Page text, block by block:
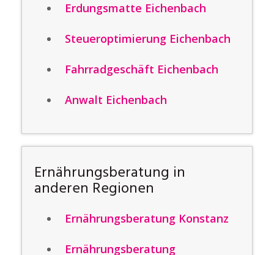
Erdungsmatte Eichenbach
Steueroptimierung Eichenbach
Fahrradgeschäft Eichenbach
Anwalt Eichenbach
Ernährungsberatung in
anderen Regionen
Ernährungsberatung Konstanz
Ernährungsberatung